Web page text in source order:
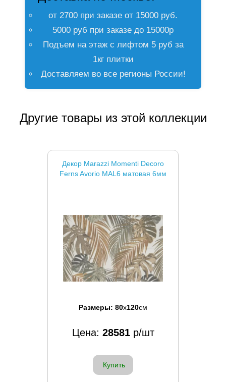
от 2700 при заказе от 15000 руб.
5000 руб при заказе до 15000р
Подъем на этаж с лифтом 5 руб за
1кг плитки
Доставляем во все регионы России!
Другие товары из этой коллекции
Декор Marazzi Momenti Decoro
Ferns Avorio MAL6 матовая 6мм
Размеры: 80x120см
Цена: 28581р/шт
Купить